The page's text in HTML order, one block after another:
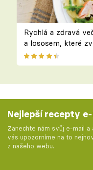
Rychlá a zdravá
a lososem, které
Nejlepší recepty
Zanechte nám svůj e-mail a
vás upozorníme na to
z našeho webu.